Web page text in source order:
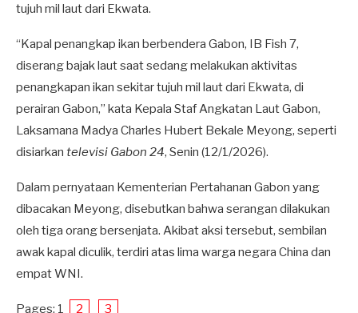
tujuh mil laut dari Ekwata.
“Kapal penangkap ikan berbendera Gabon, IB Fish 7,
diserang bajak laut saat sedang melakukan aktivitas
penangkapan ikan sekitar tujuh mil laut dari Ekwata, di
perairan Gabon,” kata Kepala Staf Angkatan Laut Gabon,
Laksamana Madya Charles Hubert Bekale Meyong, seperti
disiarkan televisi Gabon 24, Senin (12/1/2026).
Dalam pernyataan Kementerian Pertahanan Gabon yang
dibacakan Meyong, disebutkan bahwa serangan dilakukan
oleh tiga orang bersenjata. Akibat aksi tersebut, sembilan
awak kapal diculik, terdiri atas lima warga negara China dan
empat WNI.
Pages: 1 2 3